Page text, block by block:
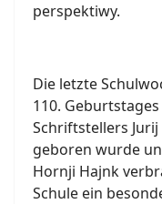
perspektiwy.
Die letzte
110.
Schriftstellers
geboren wurde
Hornji Hajnk
Schule ein